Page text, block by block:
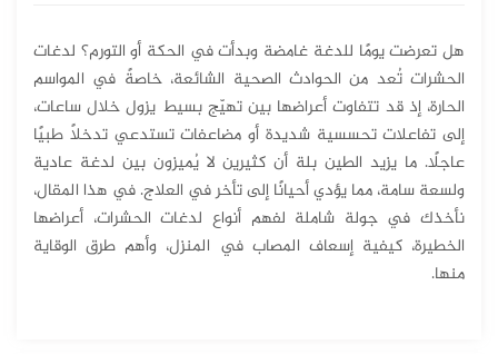
هل تعرضت يومًا للدغة غامضة وبدأت في الحكة أو التورم؟ لدغات
الحشرات تُعد من الحوادث الصحية الشائعة، خاصةً في المواسم
الحارة، إذ قد تتفاوت أعراضها بين تهيّج بسيط يزول خلال ساعات،
إلى تفاعلات تحسسية شديدة أو مضاعفات تستدعي تدخلاً طبيًا
عاجلًا. ما يزيد الطين بلة أن كثيرين لا يُميزون بين لدغة عادية
ولسعة سامة، مما يؤدي أحيانًا إلى تأخر في العلاج. في هذا المقال،
نأخذك في جولة شاملة لفهم أنواع لدغات الحشرات، أعراضها
الخطيرة، كيفية إسعاف المصاب في المنزل، وأهم طرق الوقاية
منها.